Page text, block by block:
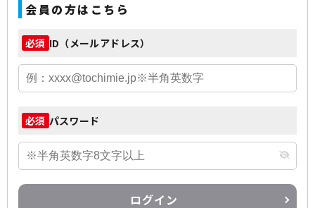
会員の方はこちら
必須 ID（メールアドレス）
必須 パスワード
ログイン